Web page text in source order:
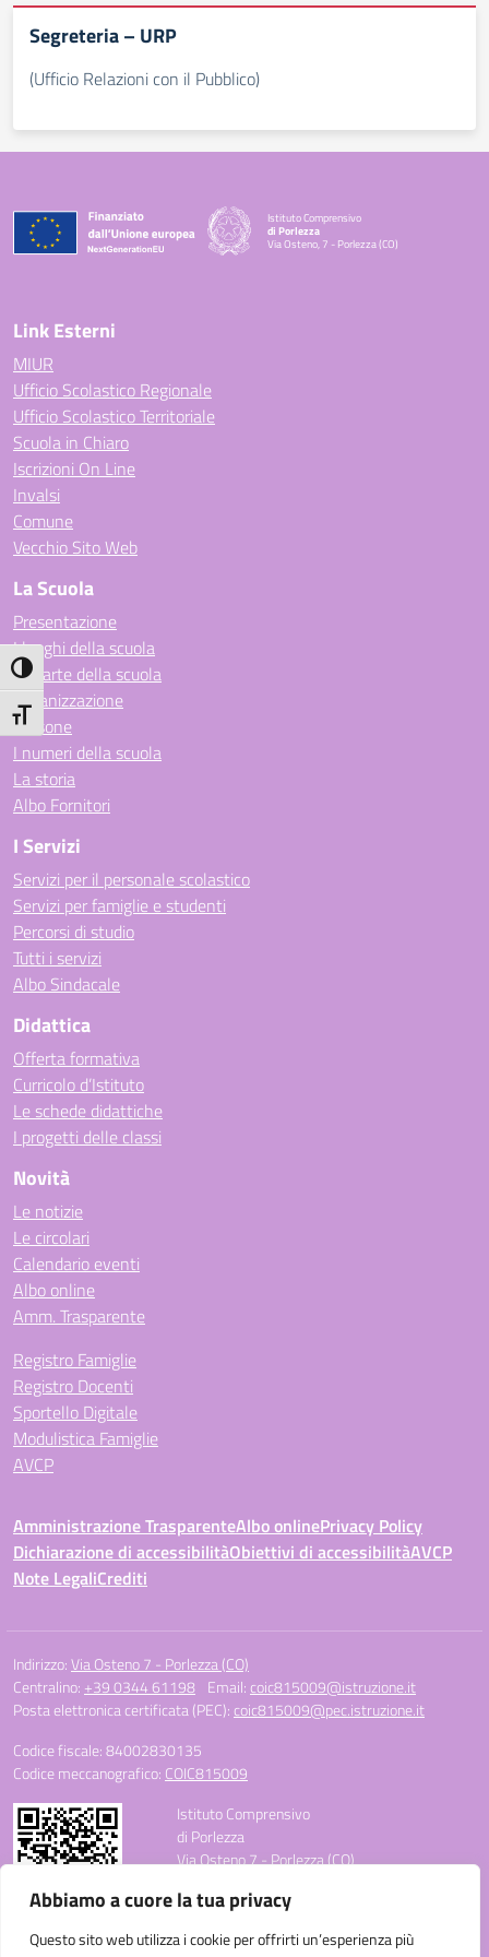
Abbiamo a cuore la tua privacy
Questo sito web utilizza i cookie per offrirti un’esperienza più
Attiva/disattiva alto contrasto
Attiva/disattiva dimensione testo
Segreteria – URP
(Ufficio Relazioni con il Pubblico)
Istituto Comprensivo
di Porlezza
Via Osteno, 7 - Porlezza (CO)
Link Esterni
MIUR
Ufficio Scolastico Regionale
Ufficio Scolastico Territoriale
Scuola in Chiaro
Iscrizioni On Line
Invalsi
Comune
Vecchio Sito Web
La Scuola
Presentazione
I luoghi della scuola
Le carte della scuola
Organizzazione
Persone
I numeri della scuola
La storia
Albo Fornitori
I Servizi
Servizi per il personale scolastico
Servizi per famiglie e studenti
Percorsi di studio
Tutti i servizi
Albo Sindacale
Didattica
Offerta formativa
Curricolo d’Istituto
Le schede didattiche
I progetti delle classi
Novità
Le notizie
Le circolari
Calendario eventi
Albo online
Amm. Trasparente
Registro Famiglie
Registro Docenti
Sportello Digitale
Modulistica Famiglie
AVCP
Amministrazione TrasparenteAlbo onlinePrivacy Policy
Dichiarazione di accessibilitàObiettivi di accessibilitàAVCP
Note LegaliCrediti
Indirizzo:Via Osteno 7 - Porlezza (CO)
Centralino: +39 0344 61198 Email:coic815009@istruzione.it
Posta elettronica certificata (PEC):coic815009@pec.istruzione.it
Codice fiscale: 84002830135
Codice meccanografico: COIC815009
Istituto Comprensivo
di Porlezza
Via Osteno 7 - Porlezza (CO)
E-mail: coic815009@istruzione.it
PEC: coic815009@pec.istruzione.it
Codice Meccanografico: COIC815009